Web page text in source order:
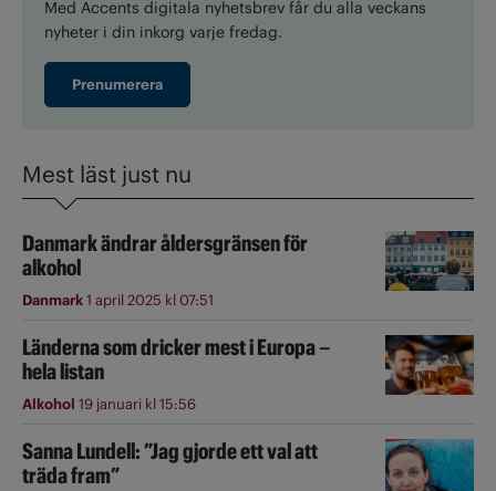
Med Accents digitala nyhetsbrev får du alla veckans
nyheter i din inkorg varje fredag.
Prenumerera
Mest läst just nu
Danmark ändrar åldersgränsen för
alkohol
Danmark1 april 2025 kl 07:51
Länderna som dricker mest i Europa –
hela listan
Alkohol 19 januari kl 15:56
Sanna Lundell: ”Jag gjorde ett val att
träda fram”